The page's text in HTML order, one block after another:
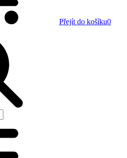
Přejít do košíku0